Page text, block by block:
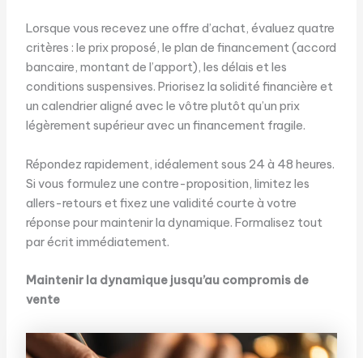
Lorsque vous recevez une offre d’achat, évaluez quatre
critères : le prix proposé, le plan de financement (accord
bancaire, montant de l’apport), les délais et les
conditions suspensives. Priorisez la solidité financière et
un calendrier aligné avec le vôtre plutôt qu’un prix
légèrement supérieur avec un financement fragile.
Répondez rapidement, idéalement sous 24 à 48 heures.
Si vous formulez une contre-proposition, limitez les
allers-retours et fixez une validité courte à votre
réponse pour maintenir la dynamique. Formalisez tout
par écrit immédiatement.
Maintenir la dynamique jusqu’au compromis de
vente